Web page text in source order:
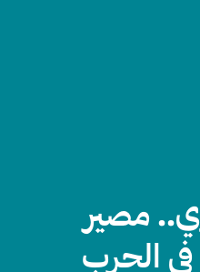
مصير
في الحرب